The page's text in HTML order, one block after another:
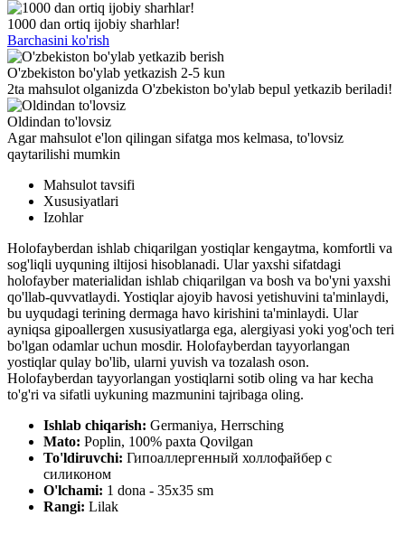
1000 dan ortiq ijobiy sharhlar!
Barchasini ko'rish
O'zbekiston bo'ylab yetkazish 2-5 kun
2ta mahsulot olganizda O'zbekiston bo'ylab bepul yetkazib beriladi!
Oldindan to'lovsiz
Agar mahsulot e'lon qilingan sifatga mos kelmasa, to'lovsiz
qaytarilishi mumkin
Mahsulot tavsifi
Xususiyatlari
Izohlar
Holofayberdan ishlab chiqarilgan yostiqlar kengaytma, komfortli va
sog'liqli uyquning iltijosi hisoblanadi. Ular yaxshi sifatdagi
holofayber materialidan ishlab chiqarilgan va bosh va bo'yni yaxshi
qo'llab-quvvatlaydi. Yostiqlar ajoyib havosi yetishuvini ta'minlaydi,
bu uyqudagi terining dermaga havo kirishini ta'minlaydi. Ular
ayniqsa gipoallergen xususiyatlarga ega, alergiyasi yoki yog'och teri
bo'lgan odamlar uchun mosdir. Holofayberdan tayyorlangan
yostiqlar qulay bo'lib, ularni yuvish va tozalash oson.
Holofayberdan tayyorlangan yostiqlarni sotib oling va har kecha
to'g'ri va sifatli uykuning mazmunini tajribaga oling.
Ishlab chiqarish: Germaniya, Herrsching
Mato: Poplin, 100% paxta Qovilgan
To'ldiruvchi: Гипоаллергенный холлофайбер с
силиконом
O'lchami: 1 dona - 35х35 sm
Rangi: Lilak